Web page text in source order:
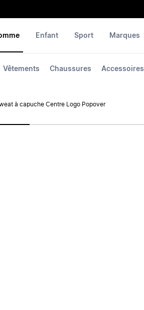
Vêtements Chaussures Accessoires
Enfant Sport Marques
à capuche Centre Logo Popover